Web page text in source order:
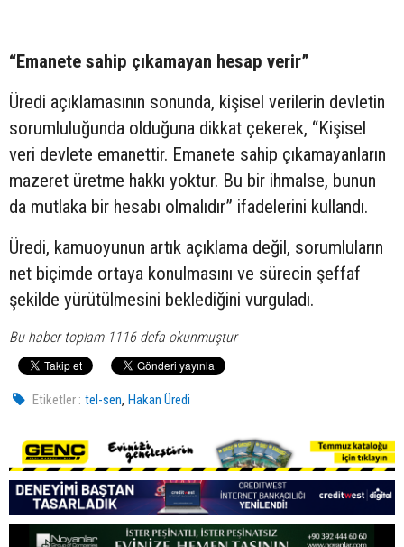
“Emanete sahip çıkamayan hesap verir”
Üredi açıklamasının sonunda, kişisel verilerin devletin
sorumluluğunda olduğuna dikkat çekerek, “Kişisel
veri devlete emanettir. Emanete sahip çıkamayanların
mazeret üretme hakkı yoktur. Bu bir ihmalse, bunun
da mutlaka bir hesabı olmalıdır” ifadelerini kullandı.
Üredi, kamuoyunun artık açıklama değil, sorumluların
net biçimde ortaya konulmasını ve sürecin şeffaf
şekilde yürütülmesini beklediğini vurguladı.
Bu haber toplam 1116 defa okunmuştur
Etiketler : tel-sen,Hakan Üredi